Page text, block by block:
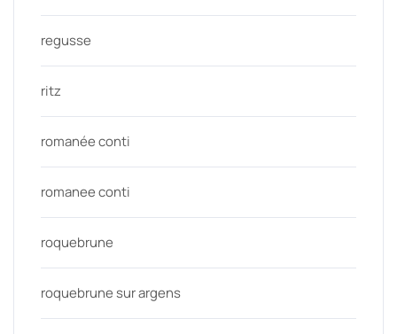
regusse
ritz
romanée conti
romanee conti
roquebrune
roquebrune sur argens